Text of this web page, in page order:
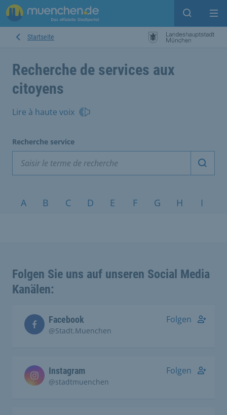
Open
Startseite
Recherche de services aux
citoyens
Lire à haute voix
Recherche service
Sujets de A à Z
A B C D E F G H I
Folgen Sie uns auf unseren Social Media
Kanälen:
Facebook
@Stadt.Muenchen
Folgen
Instagram
@stadtmuenchen
Folgen